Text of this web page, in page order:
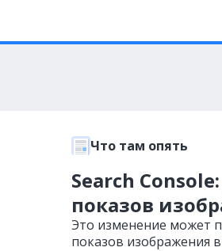
Что там опять
Search
показов
Это изменение может
показов изображения